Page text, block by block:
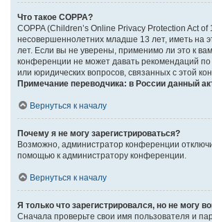
Что такое COPPA?
COPPA (Children’s Online Privacy Protection Act
несовершеннолетних младше 13 лет, иметь на
лет. Если вы не уверены, применимо ли это к
конференции не может давать рекомендаций
или юридических вопросов, связанных с этой
Примечание переводчика: в России данный
Вернуться к началу
Почему я не могу зарегистрироваться?
Возможно, администратор конференции
помощью к администратору конференции.
Вернуться к началу
Я только что зарегистрировался, но не могу
Сначала проверьте свои имя пользователя и